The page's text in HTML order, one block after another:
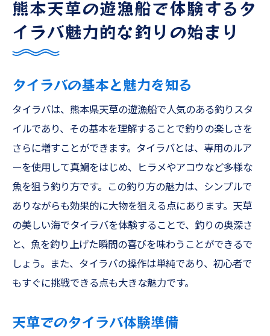
タイラバで狙うべき魚種とは
ジギングの基本テクニック
天草でのジギング攻略法
初心者向けジギングのアドバイス
ジギングに必要な装備とは
天草のジギングポイント紹介
ジギングで釣れる魚種とその魅力
アジングの魅力と楽しさ
天草でのアジング準備
アジングに必須の道具とその選び方
熊本天草の遊漁船で体験するタ
イラバ魅力的な釣りの始まり
タイラバの基本と魅力を知る
タイラバは、熊本県天草の遊漁船で人気のある釣りスタ
イルであり、その基本を理解することで釣りの楽しさを
さらに増すことができます。タイラバとは、専用のルア
ーを使用して真鯛をはじめ、ヒラメやアコウなど多様な
魚を狙う釣り方です。この釣り方の魅力は、シンプルで
ありながらも効果的に大物を狙える点にあります。天草
の美しい海でタイラバを体験することで、釣りの奥深さ
と、魚を釣り上げた瞬間の喜びを味わうことができるで
しょう。また、タイラバの操作は単純であり、初心者で
もすぐに挑戦できる点も大きな魅力です。
天草でのタイラバ体験準備